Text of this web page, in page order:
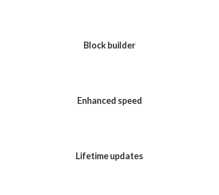
Block builder
Enhanced speed
Lifetime updates